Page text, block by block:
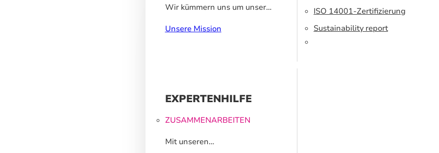
Wir kümmern uns um unsere
Zukunft, daher verwenden
Unsere Mission
ISO 14001-Zertifizierung
Sustainability report
EXPERTENHILFE
ZUSAMMENARBEITEN
Mit unseren